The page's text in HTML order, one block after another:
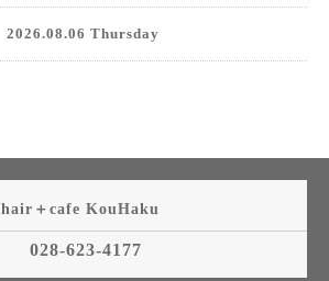
2026.08.06 Thursday
hair＋cafe KouHaku
028-623-4177